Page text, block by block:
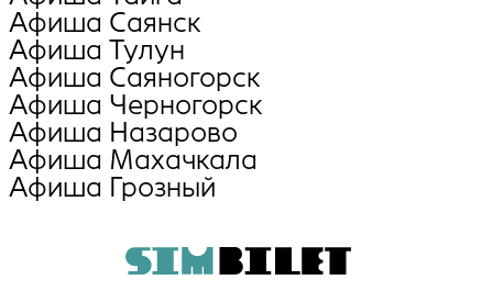
Афиша Саянск
Афиша Тулун
Афиша Саяногорск
Афиша Черногорск
Афиша Назарово
Афиша Махачкала
Афиша Грозный